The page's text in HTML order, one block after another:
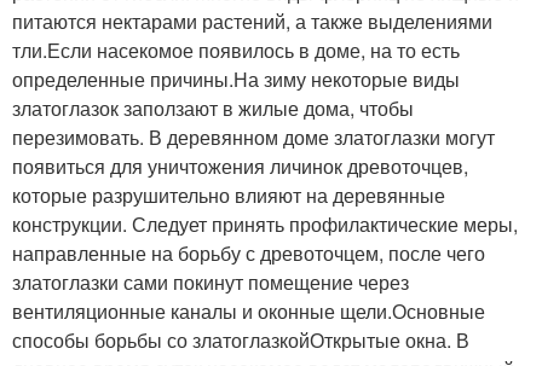
питаются нектарами растений, а также выделениями
тли.Если насекомое появилось в доме, на то есть
определенные причины.На зиму некоторые виды
златоглазок заползают в жилые дома, чтобы
перезимовать. В деревянном доме златоглазки могут
появиться для уничтожения личинок древоточцев,
которые разрушительно влияют на деревянные
конструкции. Следует принять профилактические меры,
направленные на борьбу с древоточцем, после чего
златоглазки сами покинут помещение через
вентиляционные каналы и оконные щели.Основные
способы борьбы со златоглазкойОткрытые окна. В